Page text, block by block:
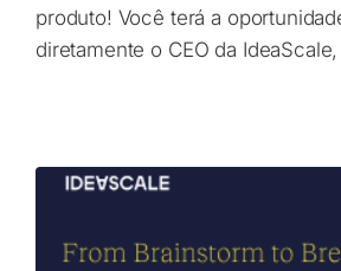
produto! Você terá a
diretamente o CEO da